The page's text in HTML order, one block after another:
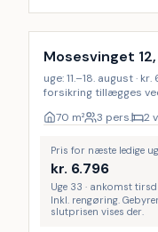
Inkl. rengøring
Mosesvinget
uge: 11.–18. august ·
forsikring tillægges
70 m² 3 pers. 2
Pris for næste ledige
kr. 6.796
Uge 33 · ankomst
Inkl. rengøring.
slutprisen vises der.